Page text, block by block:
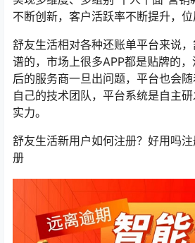
不断创新，客户活跃率不断提升，位
舒友生活相对各种还账单平台来说
谱的，市场上很多APP都是贴牌的
后的服务商一旦出问题，平台也会
自己的技术团队，平台系统是自主
实力。
舒友生活新用户如何注册？好用吗
册